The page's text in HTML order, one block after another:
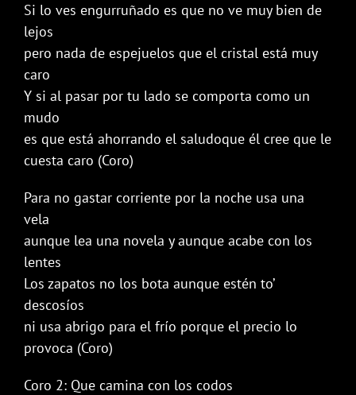
Si lo ves engurruñado es que no ve muy bien de
lejos
pero nada de espejuelos que el cristal está muy
caro
Y si al pasar por tu lado se comporta como un
mudo
es que está ahorrando el saludoque él cree que le
cuesta caro (Coro)
Para no gastar corriente por la noche usa una
vela
aunque lea una novela y aunque acabe con los
lentes
Los zapatos no los bota aunque estén to’
descosíos
ni usa abrigo para el frío porque el precio lo
provoca (Coro)
Coro 2: Que camina con los codos